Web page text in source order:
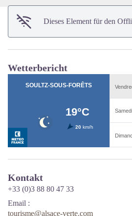
Dieses Element für den
Wetterbericht
Kontakt
+33 (0)3 88 80 47 33
Email :
tourisme@alsace-verte.com